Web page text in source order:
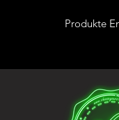
Produkte